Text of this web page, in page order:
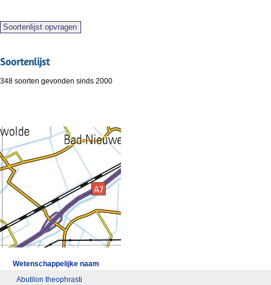
Soortenlijst
348 soorten gevonden sinds 2000
Wetenschappelijke naam
Abutilon theophrasti